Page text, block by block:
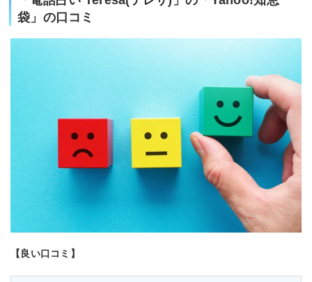
袋」の口コミ
【良い口コミ】